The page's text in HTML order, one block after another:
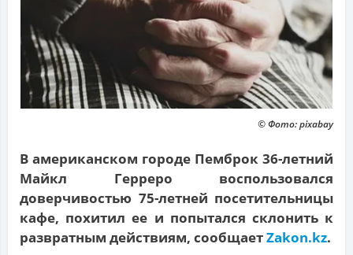
© Фото: pixabay
В американском городе Пемброк 36-летний
Майкл Герреро воспользовался
доверчивостью 75-летней посетительницы
кафе, похитил ее и попытался склонить к
развратным действиям, сообщаетZakon.kz.